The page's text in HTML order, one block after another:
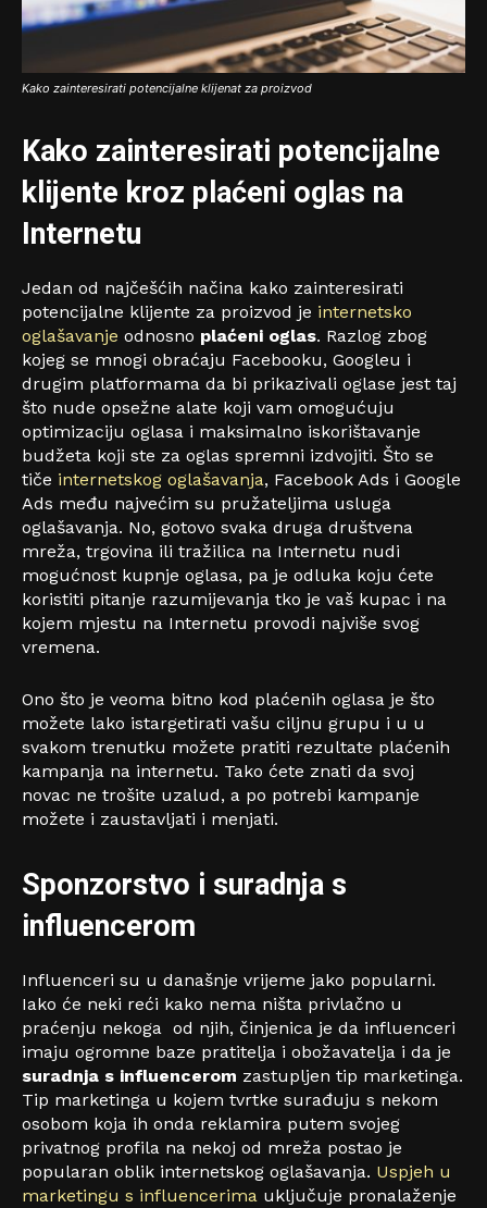
Kako zainteresirati potencijalne klijenat za proizvod
Kako zainteresirati potencijalne
klijente kroz plaćeni oglas na
Internetu
Jedan od najčešćih načina kako zainteresirati
potencijalne klijente za proizvod je internetsko
oglašavanje odnosno plaćeni oglas. Razlog zbog
kojeg se mnogi obraćaju Facebooku, Googleu i
drugim platformama da bi prikazivali oglase jest taj
što nude opsežne alate koji vam omogućuju
optimizaciju oglasa i maksimalno iskorištavanje
budžeta koji ste za oglas spremni izdvojiti. Što se
tiče internetskog oglašavanja, Facebook Ads i Google
Ads među najvećim su pružateljima usluga
oglašavanja. No, gotovo svaka druga društvena
mreža, trgovina ili tražilica na Internetu nudi
mogućnost kupnje oglasa, pa je odluka koju ćete
koristiti pitanje razumijevanja tko je vaš kupac i na
kojem mjestu na Internetu provodi najviše svog
vremena.
Ono što je veoma bitno kod plaćenih oglasa je što
možete lako istargetirati vašu ciljnu grupu i u u
svakom trenutku možete pratiti rezultate plaćenih
kampanja na internetu. Tako ćete znati da svoj
novac ne trošite uzalud, a po potrebi kampanje
možete i zaustavljati i menjati.
Sponzorstvo i suradnja s
influencerom
Influenceri su u današnje vrijeme jako popularni.
Iako će neki reći kako nema ništa privlačno u
praćenju nekoga od njih, činjenica je da influenceri
imaju ogromne baze pratitelja i obožavatelja i da je
suradnja s influencerom zastupljen tip marketinga.
Tip marketinga u kojem tvrtke surađuju s nekom
osobom koja ih onda reklamira putem svojeg
privatnog profila na nekoj od mreža postao je
popularan oblik internetskog oglašavanja. Uspjeh u
marketingu s influencerima uključuje pronalaženje